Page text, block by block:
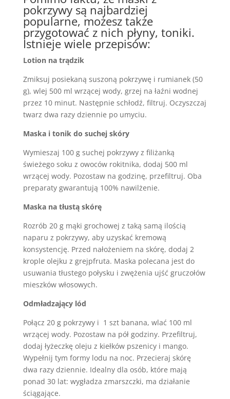
pokrzywy są najbardziej
popularne, możesz także
przygotować z nich płyny, toniki.
Istnieje wiele przepisów:
Lotion na trądzik
Zmiksuj posiekaną suszoną pokrzywę i rumianek (50
g), wlej 500 ml wrzącej wody, grzej na łaźni wodnej
przez 10 minut. Następnie schłodź, filtruj. Oczyszczaj
twarz dwa razy dziennie po umyciu.
Maska i tonik do suchej skóry
Wymieszaj 100 g suchej pokrzywy z filiżanką
świeżego soku z owoców rokitnika, dodaj 500 ml
wrzącej wody. Pozostaw na godzinę, przefiltruj. Oba
preparaty gwarantują 100% nawilżenie.
Maska na tłustą skórę
Rozrób 20 g mąki grochowej z taką samą ilością
naparu z pokrzywy, aby uzyskać kremową
konsystencję. Przed nałożeniem na skórę, dodaj 2
krople olejku z grejpfruta. Maska polecana jest do
usuwania tłustego połysku i zwężenia ujść gruczołów
mieszków włosowych.
Odmładzający lód
Połącz 20 g pokrzywy i 1 szt banana, wlać 100 ml
wrzącej wody. Pozostaw na pół godziny. Przefiltruj,
dodaj łyżeczkę oleju z kiełków pszenicy i mango.
Wypełnij tym formy lodu na noc. Przecieraj skórę
dwa razy dziennie. Idealny dla osób, które mają
ponad 30 lat: wygładza zmarszczki, ma działanie
ściągające.